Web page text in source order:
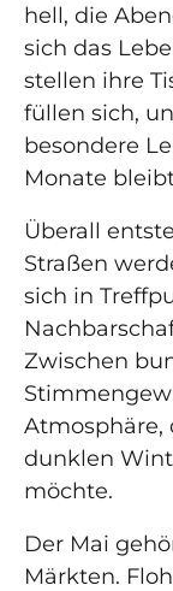
hell, die
sich das
stellen ihre
füllen sich,
besondere
Monate
Überall
Straßen
sich in
Zwischen
Atmosphäre,
dunklen
möchte.
Der Mai
Märkten.